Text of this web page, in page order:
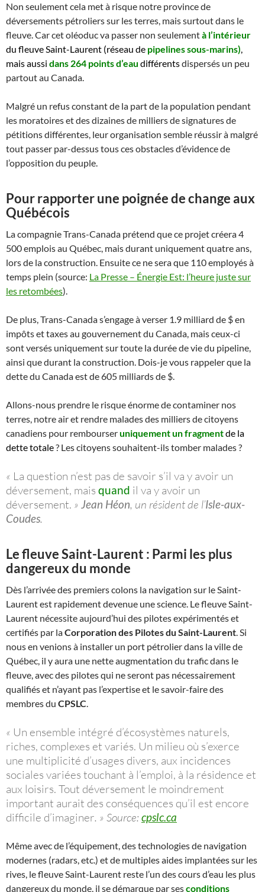
Non seulement cela met à risque notre province de
déversements pétroliers sur les terres, mais surtout dans le
fleuve. Car cet oléoduc va passer non seulementà l’intérieur
du fleuve Saint-Laurent (réseau de pipelines sous-marins),
mais aussi dans 264 points d’eau différentsdispersés un peu
partout au Canada.
Malgré un refus constant de la part de la population pendant
les moratoires et des dizaines de milliers de signatures de
pétitions différentes, leur organisation semble réussir à malgré
tout passer par-dessus tous ces obstacles d’évidence de
l’opposition du peuple.
Pour rapporter une poignée de change aux
Québécois
La compagnie Trans-Canada prétend que ce projet créera 4
500 emplois au Québec, mais durant uniquement quatre ans,
lors de la construction. Ensuite ce ne sera que 110 employés à
temps plein (source: La Presse – Énergie Est: l’heure juste sur
les retombées).
De plus, Trans-Canada s’engage à verser 1.9 milliard de $ en
impôts et taxes au gouvernement du Canada, mais ceux-ci
sont versés uniquement sur toute la durée de vie du pipeline,
ainsi que durant la construction. Dois-je vous rappeler que la
dette du Canada est de 605 milliards de $.
Allons-nous prendre le risque énorme de contaminer nos
terres, notre air et rendre malades des milliers de citoyens
canadiens pour rembourseruniquement un fragmentde la
dette totale? Les citoyens souhaitent-ils tomber malades ?
« La question n’est pas de savoir s’il va y avoir un
déversement, mais quand il va y avoir un
déversement. » Jean Héon, un résident de l’Isle-aux-
Coudes.
Le fleuve Saint-Laurent : Parmi les plus
dangereux du monde
Dès l’arrivée des premiers colons la navigation sur le Saint-
Laurent est rapidement devenue une science. Le fleuve Saint-
Laurent nécessite aujourd’hui des pilotes expérimentés et
certifiés par laCorporation des Pilotes du Saint-Laurent. Si
nous en venions à installer un port pétrolier dans la ville de
Québec, il y aura une nette augmentation du trafic dans le
fleuve, avec des pilotes qui ne seront pas nécessairement
qualifiés et n’ayant pas l’expertise et le savoir-faire des
membres du CPSLC.
« Un ensemble intégré d’écosystèmes naturels,
riches, complexes et variés. Un milieu où s’exerce
une multiplicité d’usages divers, aux incidences
sociales variées touchant à l’emploi, à la résidence et
aux loisirs. Tout déversement le moindrement
important aurait des conséquences qu’il est encore
difficile d’imaginer. » Source: cpslc.ca
Même avec de l’équipement, des technologies de navigation
modernes (radars, etc.) et de multiples aides implantées sur les
rives, le fleuve Saint-Laurent reste l’un des cours d’eau les plus
dangereux du monde, il se démarque par sesconditions